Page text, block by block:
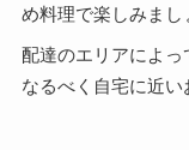
め料理で楽しみまし
配達のエリアによっ
なるべく自宅に近い